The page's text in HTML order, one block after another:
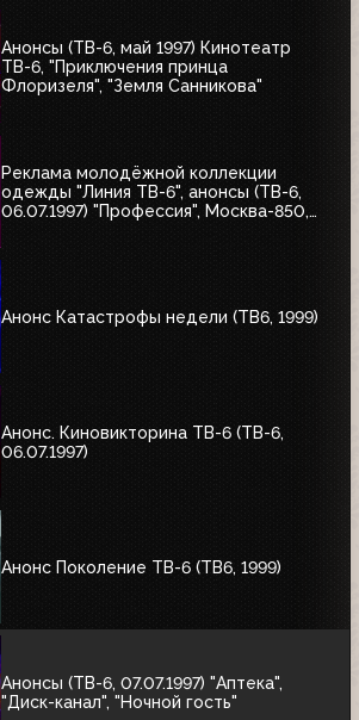
Анонсы (ТВ-6, май 1997) Кинотеатр
ТВ-6, "Приключения принца
Флоризеля", "Земля Санникова"
Реклама молодёжной коллекции
одежды "Линия ТВ-6", анонсы (ТВ-6,
06.07.1997) "Профессия", Москва-850,
Анонс Катастрофы недели (ТВ6, 1999)
Анонс. Киновикторина ТВ-6 (ТВ-6,
06.07.1997)
Анонс Поколение ТВ-6 (ТВ6, 1999)
Анонсы (ТВ-6, 07.07.1997) "Аптека",
"Диск-канал", "Ночной гость"